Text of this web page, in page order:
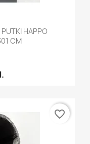
HAPPO
CM
favorite_border